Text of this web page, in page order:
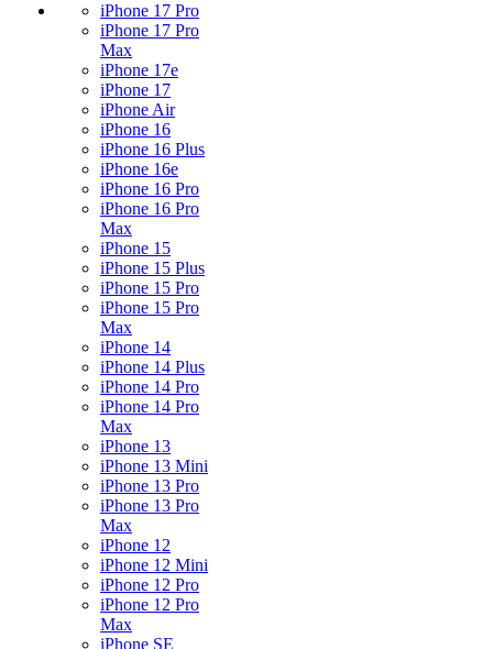
iPhone 17 Pro
iPhone 17 Pro
Max
iPhone 17e
iPhone 17
iPhone Air
iPhone 16
iPhone 16 Plus
iPhone 16e
iPhone 16 Pro
iPhone 16 Pro
Max
iPhone 15
iPhone 15 Plus
iPhone 15 Pro
iPhone 15 Pro
Max
iPhone 14
iPhone 14 Plus
iPhone 14 Pro
iPhone 14 Pro
Max
iPhone 13
iPhone 13 Mini
iPhone 13 Pro
iPhone 13 Pro
Max
iPhone 12
iPhone 12 Mini
iPhone 12 Pro
iPhone 12 Pro
Max
iPhone SE